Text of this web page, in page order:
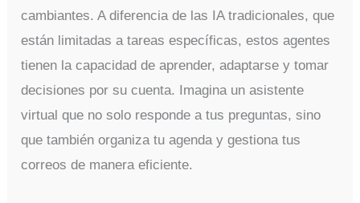
cambiantes. A diferencia de las IA tradicionales, que
están limitadas a tareas específicas, estos agentes
tienen la capacidad de aprender, adaptarse y tomar
decisiones por su cuenta. Imagina un asistente
virtual que no solo responde a tus preguntas, sino
que también organiza tu agenda y gestiona tus
correos de manera eficiente.